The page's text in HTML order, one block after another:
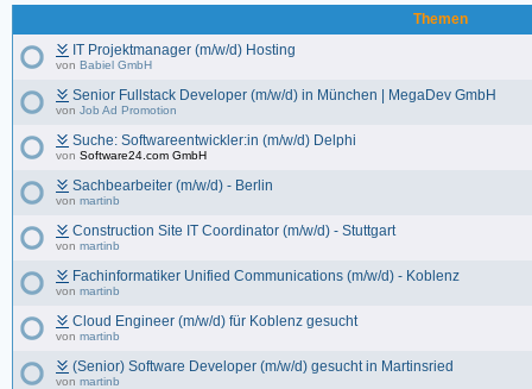
Themen
IT Projektmanager (m/w/d) Hosting
von Babiel GmbH
Senior Fullstack Developer (m/w/d) in München | MegaDev GmbH
von Job Ad Promotion
Suche: Softwareentwickler:in (m/w/d) Delphi
von Software24.com GmbH
Sachbearbeiter (m/w/d) - Berlin
von martinb
Construction Site IT Coordinator (m/w/d) - Stuttgart
von martinb
Fachinformatiker Unified Communications (m/w/d) - Koblenz
von martinb
Cloud Engineer (m/w/d) für Koblenz gesucht
von martinb
(Senior) Software Developer (m/w/d) gesucht in Martinsried
von martinb